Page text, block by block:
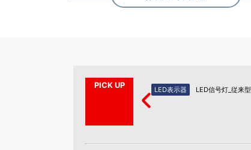
PICK UP
LED信号灯_新型 LED表示器 LED信号灯_従来型